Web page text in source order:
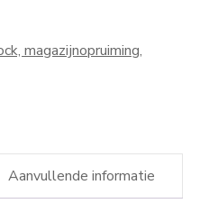
magazijnopruiming,
Aanvullende informatie